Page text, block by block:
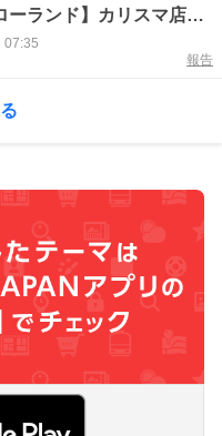
ーランド】カリスマ店員
07:35
報告